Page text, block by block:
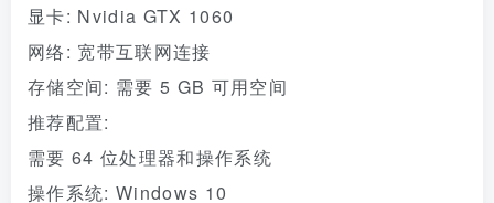
显卡: Nvidia GTX 1060
网络: 宽带互联网连接
存储空间: 需要 5 GB 可用空间
推荐配置:
需要 64 位处理器和操作系统
操作系统: Windows 10